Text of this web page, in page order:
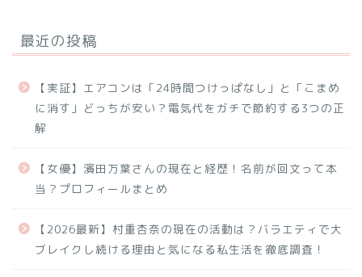
最近の投稿
【実証】エアコンは「24時間つけっぱなし」と「こまめ
に消す」どっちが安い？電気代をガチで節約する3つの正
解
【女優】濱田万葉さんの現在と経歴！名前が回文って本
当？プロフィールまとめ
【2026最新】村重杏奈の現在の活動は？バラエティで大
ブレイクし続ける理由と気になる私生活を徹底調査！